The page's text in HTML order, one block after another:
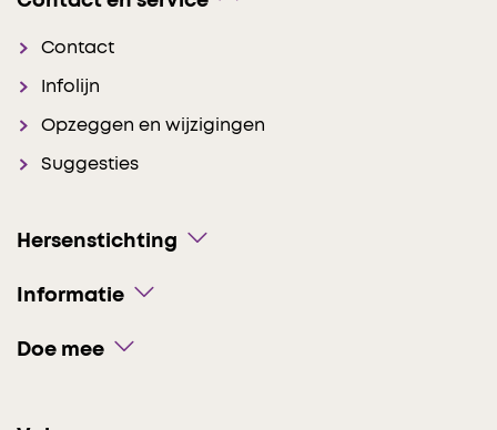
Contact
Infolijn
Opzeggen en wijzigingen
Suggesties
Hersenstichting
Informatie
Doe mee